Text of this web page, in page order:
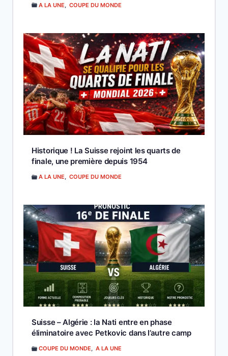
A LA UNE, COUPE DU MONDE
Historique ! La Suisse rejoint les quarts de
finale, une première depuis 1954
A LA UNE, COUPE DU MONDE
Suisse – Algérie : la Nati entre en phase
éliminatoire avec Petkovic dans l’autre camp
COUPE DU MONDE, A LA UNE